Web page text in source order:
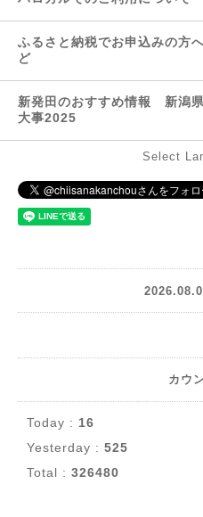
ふるさと納税でお申込みの方
ど
新発田のおすすめ情報 新潟
大事2025
Select
カウ
Today : 16
Yesterday : 525
Total : 326480